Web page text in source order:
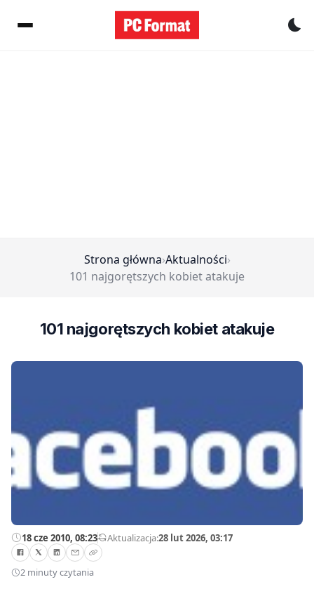
Strona główna›Aktualności›
101 najgorętszych kobiet atakuje
101 najgorętszych kobiet atakuje
18 cze 2010, 08:23—Aktualizacja:28 lut 2026, 03:17
2 minuty czytania